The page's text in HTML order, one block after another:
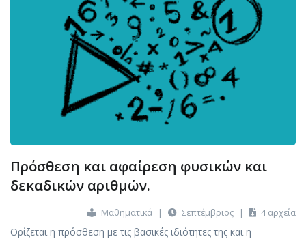
Πρόσθεση και αφαίρεση φυσικών και
δεκαδικών αριθμών.
Μαθηματικά | Σεπτέμβριος | 4 αρχεία
Ορίζεται η πρόσθεση με τις βασικές ιδιότητες της και η